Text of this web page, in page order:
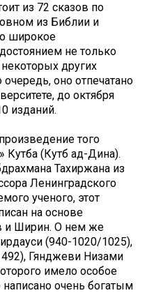
из 72 сказов по
из Библии и
широкое
не только
других
оно отпечатано
до октября
изданий.
того
(Кутб ад-Дина).
Тахиржана из
Ленинградского
ученого, этот
на основе
и Ширин. О нем же
(940-1020/1025),
Гянджеви Низами
имело особое
очень богатым